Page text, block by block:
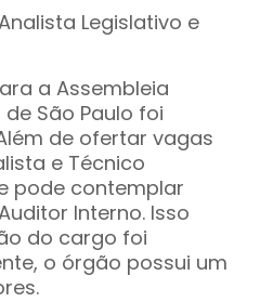
Legislativo e
a Assembleia
São Paulo foi
de ofertar vagas
e Técnico
pode contemplar
Interno. Isso
do cargo foi
o órgão possui um